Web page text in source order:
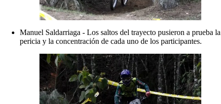
Manuel Saldarriaga - Los saltos del trayecto pusieron a prueba la
pericia y la concentración de cada uno de los participantes.